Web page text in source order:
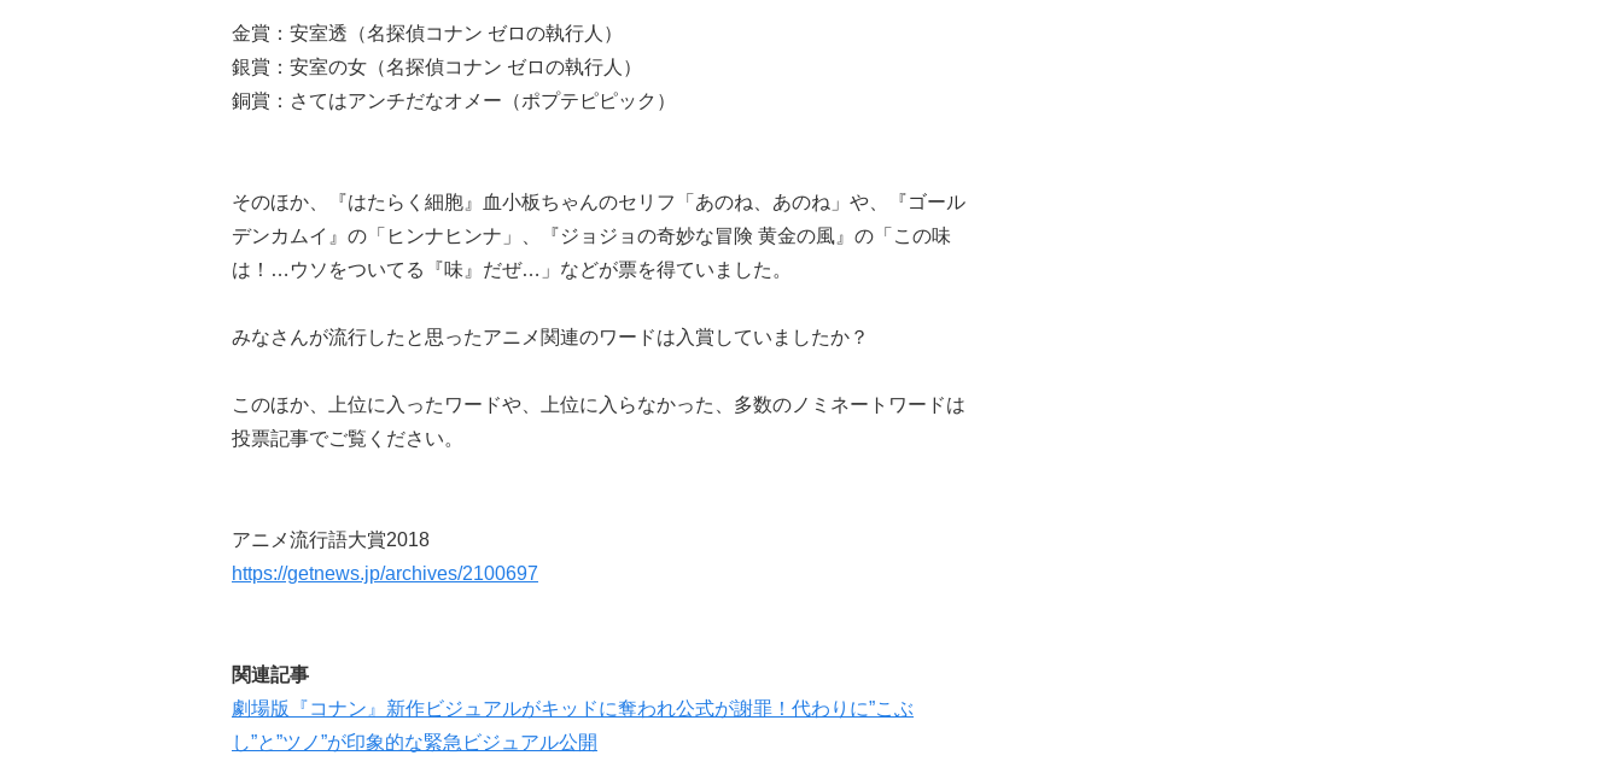
金賞：安室透（名探偵コナン ゼロの執行人）
銀賞：安室の女（名探偵コナン ゼロの執行人）
銅賞：さてはアンチだなオメー（ポプテピピック）
そのほか、『はたらく細胞』血小板ちゃんのセリフ「あのね、あのね」や、『ゴール
デンカムイ』の「ヒンナヒンナ」、『ジョジョの奇妙な冒険 黄金の風』の「この味
は！…ウソをついてる『味』だぜ…」などが票を得ていました。
みなさんが流行したと思ったアニメ関連のワードは入賞していましたか？
このほか、上位に入ったワードや、上位に入らなかった、多数のノミネートワードは
投票記事でご覧ください。
アニメ流行語大賞2018
https://getnews.jp/archives/2100697
関連記事
劇場版『コナン』新作ビジュアルがキッドに奪われ公式が謝罪！代わりに”こぶ
し”と”ツノ”が印象的な緊急ビジュアル公開